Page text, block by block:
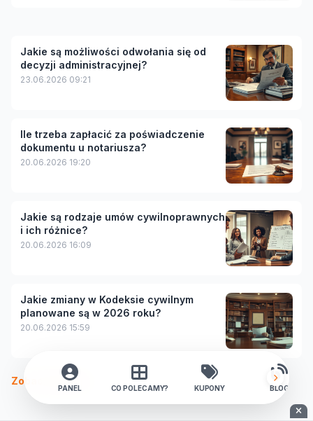
Jakie są możliwości odwołania się od
decyzji administracyjnej?
23.06.2026 09:21
Ile trzeba zapłacić za poświadczenie
dokumentu u notariusza?
20.06.2026 19:20
Jakie są rodzaje umów cywilnoprawnych
i ich różnice?
20.06.2026 16:09
Jakie zmiany w Kodeksie cywilnym
planowane są w 2026 roku?
20.06.2026 15:59
Zobacz więcej
PANEL CO POLECAMY? KUPONY BLOG